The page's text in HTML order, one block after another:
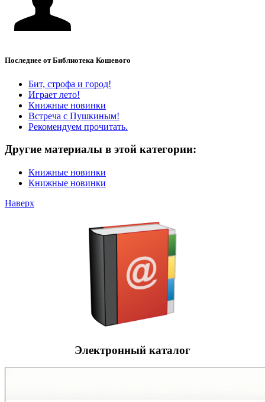
Последнее от Библиотека Кошевого
Бит, строфа и город!
Играет лето!
Книжные новинки
Встреча с Пушкиным!
Рекомендуем прочитать.
Другие материалы в этой категории:
Книжные новинки
Книжные новинки
Наверх
Электронный каталог